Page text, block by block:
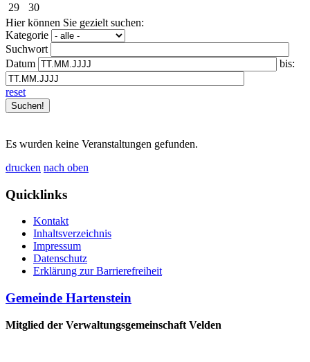
29
30
Hier können Sie gezielt suchen:
Kategorie
Suchwort
Datum
bis:
reset
Es wurden keine Veranstaltungen gefunden.
drucken nach oben
Quicklinks
Kontakt
Inhaltsverzeichnis
Impressum
Datenschutz
Erklärung zur Barrierefreiheit
Gemeinde Hartenstein
Mitglied der Verwaltungsgemeinschaft Velden